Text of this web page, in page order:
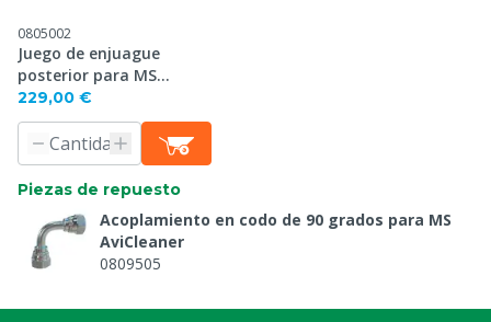
0805002
Juego de enjuague
posterior para MS
AviCleaner
229,00 €
Piezas de repuesto
Acoplamiento en codo de 90 grados para MS
AviCleaner
0809505